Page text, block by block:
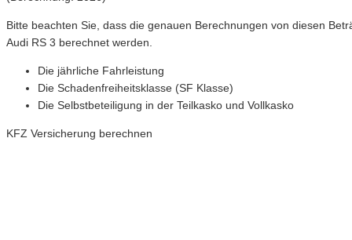
Bitte beachten Sie, dass die genauen Berechnungen von diesen
Audi RS 3 berechnet werden.
Die jährliche Fahrleistung
Die Schadenfreiheitsklasse (SF Klasse)
Die Selbstbeteiligung in der Teilkasko und Vollkasko
KFZ Versicherung berechnen